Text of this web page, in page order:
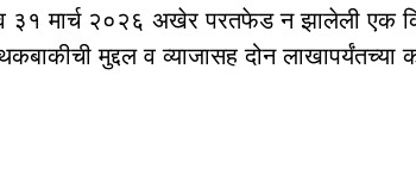
मार्च २०२६ अखेर परतफेड न झालेली एक
मुद्दल व व्याजासह दोन लाखापर्यंतच्या